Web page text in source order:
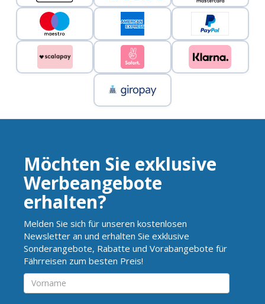
Möchten Sie exklusive
Werbeangebote
erhalten?
Melden Sie sich für unseren kostenlosen
Newsletter an und erhalten Sie exklusive
Sonderangebote, Rabatte und Vorabangebote für
Fährreisen zum besten Preis!